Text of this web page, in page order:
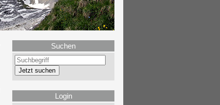
Suchen
Login